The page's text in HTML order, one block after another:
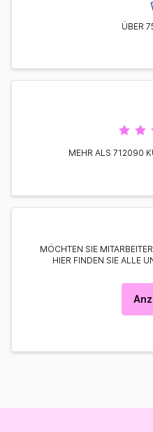
ÜBER
MEHR ALS 712090
MÖCHTEN SIE
HIER FINDEN SIE ALLE